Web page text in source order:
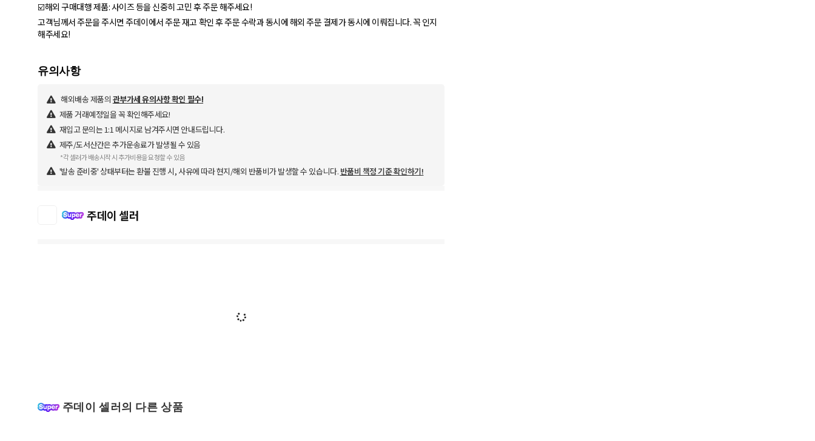
☑️해외 구매대행 제품: 사이즈 등을 신중히 고민 후 주문 해주세요!
고객님께서 주문을 주시면 주데이에서 주문 재고 확인 후 주문 수락과 동시에 해외 주문 결제가 동시에 이뤄집니다. 꼭 인지
해주세요!
유의사항
해외배송 제품의 관부가세 유의사항 확인 필수!
제품 거래예정일을 꼭 확인해주세요!
재입고 문의는 1:1 메시지로 남겨주시면 안내드립니다.
제주/도서산간은 추가운송료가 발생될 수 있음
*각 셀러가 배송시작 시 추가비용을 요청할 수 있음
'발송 준비중' 상태부터는 환불 진행 시, 사유에 따라 현지/해외 반품비가 발생할 수 있습니다. 반품비 책정 기준 확인하기!
주데이 셀러
주데이 셀러의 다른 상품